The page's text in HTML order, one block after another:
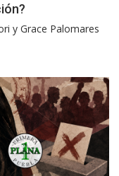
y Grace Palomares